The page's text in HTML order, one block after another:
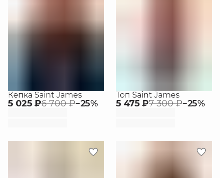
Кепка Saint James
5 025 ₽6 700 ₽−25%
Топ Saint James
5 475 ₽7 300 ₽−25%